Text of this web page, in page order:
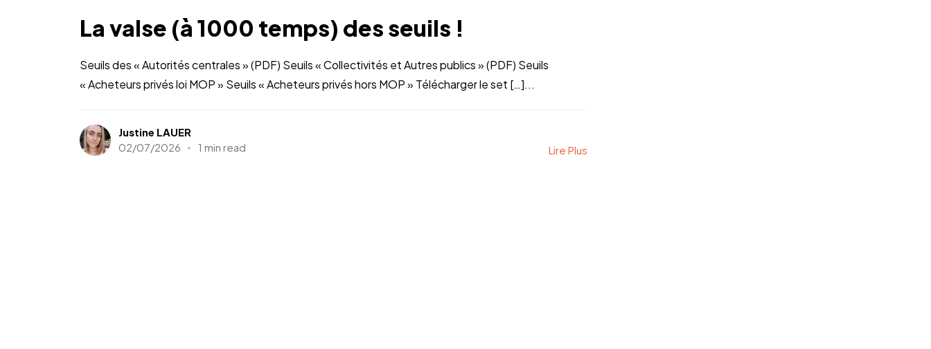
La valse (à 1000 temps) des seuils !
Seuils des « Autorités centrales » (PDF) Seuils « Collectivités et Autres publics » (PDF) Seuils
« Acheteurs privés loi MOP » Seuils « Acheteurs privés hors MOP » Télécharger le set […]...
Justine LAUER
02/07/2026
1 min read Lire Plus